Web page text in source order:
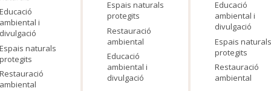
i
naturals
Espais naturals
protegits
Restauració
ambiental
Educació
ambiental i
divulgació
Educació
ambiental i
divulgació
Espais naturals
protegits
Restauració
ambiental